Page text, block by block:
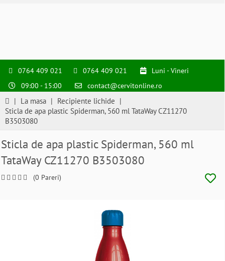
0764 409 021 0764 409 021
Luni - Vineri
09:00 - 15:00
contact@cervitonline.ro
| La masa | Recipiente lichide |
Sticla de apa plastic Spiderman, 560 ml TataWay CZ11270
B3503080
Sticla de apa plastic Spiderman, 560 ml
TataWay CZ11270 B3503080
(0 Pareri)